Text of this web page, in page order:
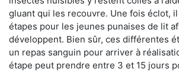
gluant qui les recouvre. Une fois éclot,
étapes pour les jeunes punaises de lit
développent. Bien sûr, ces différentes
un repas sanguin pour arriver à
étape peut prendre entre 3 et 15 jours